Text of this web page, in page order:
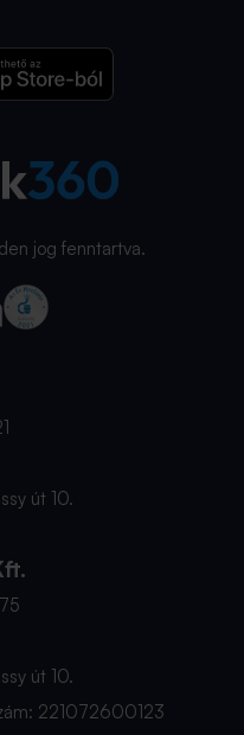
jog fenntartva.
út 10.
út 10.
221072600123